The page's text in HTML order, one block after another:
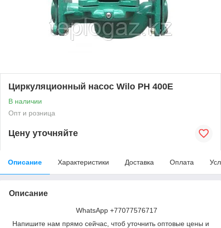
Циркуляционный насос Wilo PH 400Е
В наличии
Опт и розница
Цену уточняйте
Описание Характеристики Доставка Оплата
Описание
WhatsApp +77077576717
Напишите нам прямо сейчас, чтоб уточнить оптовые цены и